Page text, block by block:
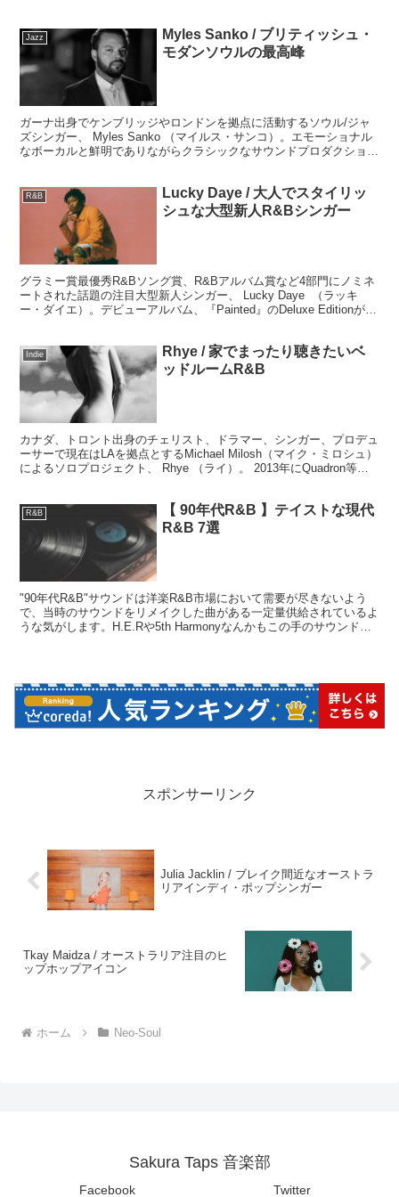
Jazz
Myles Sanko / ブリティッシュ・
モダンソウルの最高峰
ガーナ出身でケンブリッジやロンドンを拠点に活動するソウル/ジャ
ズシンガー、 Myles Sanko （マイルス・サンコ）。エモーショナル
なボーカルと鮮明でありながらクラシックなサウンドプロダクション
R&B
Lucky Daye / 大人でスタイリッ
シュな大型新人R&Bシンガー
グラミー賞最優秀R&Bソング賞、R&Bアルバム賞など4部門にノミネ
ートされた話題の注目大型新人シンガー、 Lucky Daye （ラッキ
ー・ダイエ）。デビューアルバム、『Painted』のDeluxe Editionが
Indie
Rhye / 家でまったり聴きたいベ
ッドルームR&B
カナダ、トロント出身のチェリスト、ドラマー、シンガー、プロデュ
ーサーで現在はLAを拠点とするMichael Milosh（マイク・ミロシュ）
によるソロプロジェクト、 Rhye （ライ）。 2013年にQuadron等を
R&B
【 90年代R&B 】テイストな現代
R&B 7選
"90年代R&B"サウンドは洋楽R&B市場において需要が尽きないよう
で、当時のサウンドをリメイクした曲がある一定量供給されているよ
うな気がします。H.E.Rや5th Harmonyなんかもこの手のサウンドか
スポンサーリンク
Julia Jacklin / ブレイク間近なオーストラ
リアインディ・ポップシンガー
Tkay Maidza / オーストラリア注目のヒ
ップホップアイコン
ホーム Neo-Soul
Sakura Taps 音楽部
Facebook Twitter